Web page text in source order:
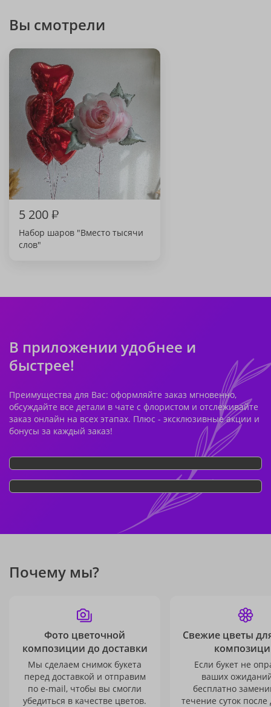
Вы смотрели
5 200₽
Набор шаров "Вместо тысячи
слов"
В приложении удобнее и
быстрее!
Преимущества для Вас: оформляйте заказ мгновенно,
обсуждайте все детали в чате с флористом и отслеживайте
заказ онлайн на всех этапах. Плюс - эксклюзивные акции и
бонусы за каждый заказ!
Почему мы?
Фото цветочной
композиции до доставки
Мы сделаем снимок букета
перед доставкой и отправим
по e-mail, чтобы вы смогли
убедиться в качестве цветов.
Свежие цветы
Если букет не
ваших
бесплатно
течение суток после